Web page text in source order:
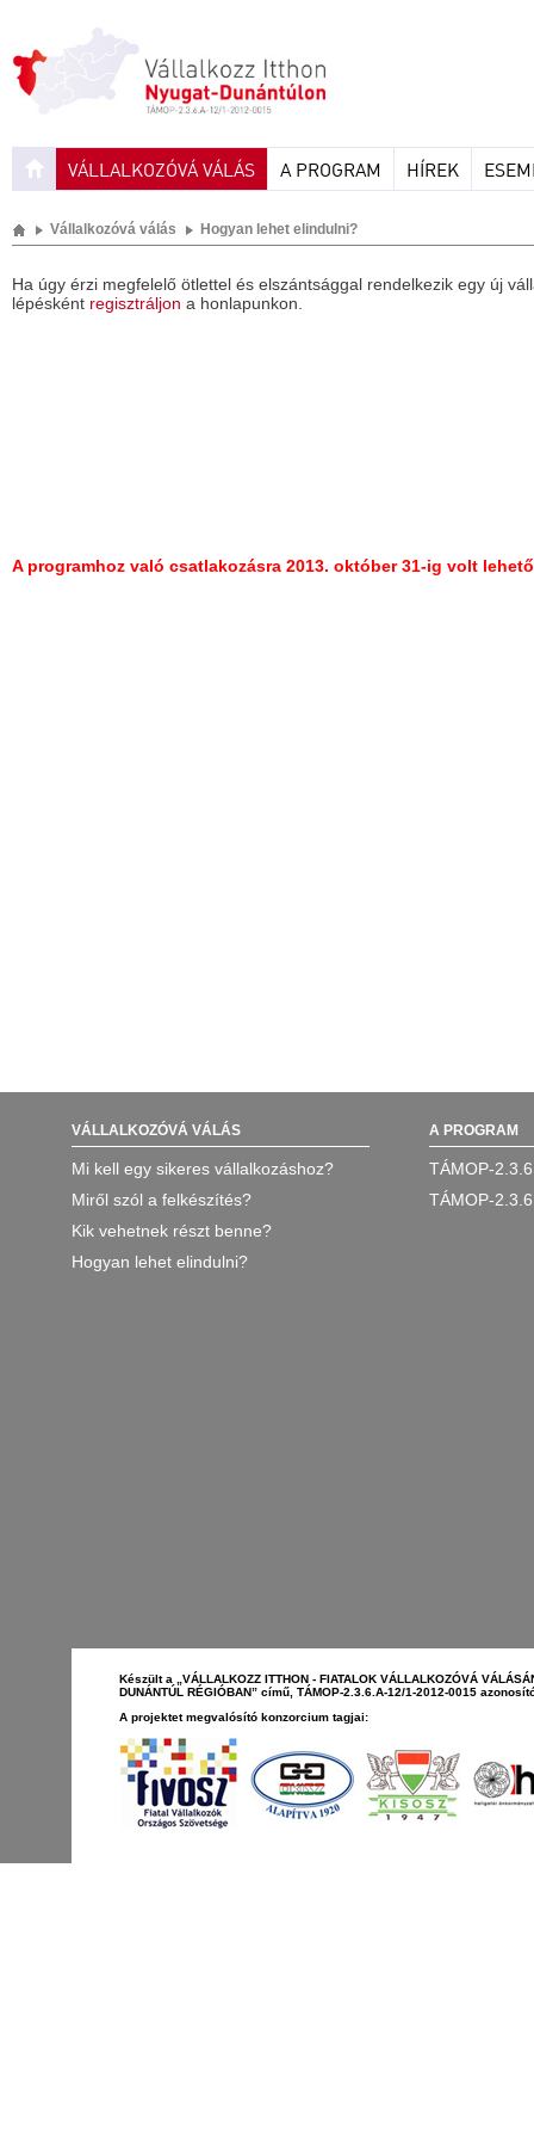
VÁLLALKOZÓVÁ VÁLÁS A PROGRAM HÍREK
Vállalkozóvá válás Hogyan lehet elindulni?
Ha úgy érzi megfelelő ötlettel és elszántsággal rendelkezik egy új
lépésként regisztráljon a honlapunkon.
A programhoz való csatlakozásra 2013. október 31-ig volt
VÁLLALKOZÓVÁ VÁLÁS
Mi kell egy sikeres vállalkozáshoz?
Miről szól a felkészítés?
Kik vehetnek részt benne?
Hogyan lehet elindulni?
A PROGRAM
TÁMOP-
TÁMOP-
Készült a „VÁLLALKOZZ ITTHON - FIATALOK VÁLLALKOZÓVÁ
DUNÁNTÚL RÉGIÓBAN” című, TÁMOP-2.3.6.A-12/1-2012-0015
A projektet megvalósító konzorcium tagjai: